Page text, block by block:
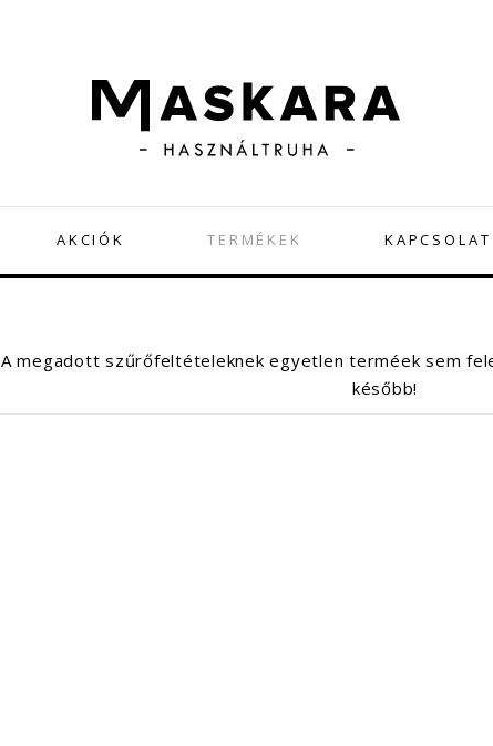
AKCIÓK TERMÉKEK KAPCSOLAT
A megadott szűrőfeltételeknek egyetlen terméek sem
később!